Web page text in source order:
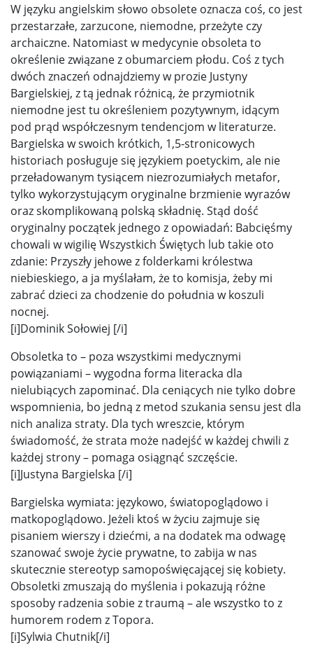
W języku angielskim słowo obsolete oznacza coś, co jest
przestarzałe, zarzucone, niemodne, przeżyte czy
archaiczne. Natomiast w medycynie obsoleta to
określenie związane z obumarciem płodu. Coś z tych
dwóch znaczeń odnajdziemy w prozie Justyny
Bargielskiej, z tą jednak różnicą, że przymiotnik
niemodne jest tu określeniem pozytywnym, idącym
pod prąd współczesnym tendencjom w literaturze.
Bargielska w swoich krótkich, 1,5-stronicowych
historiach posługuje się językiem poetyckim, ale nie
przeładowanym tysiącem niezrozumiałych metafor,
tylko wykorzystującym oryginalne brzmienie wyrazów
oraz skomplikowaną polską składnię. Stąd dość
oryginalny początek jednego z opowiadań: Babcięśmy
chowali w wigilię Wszystkich Świętych lub takie oto
zdanie: Przyszły jehowe z folderkami królestwa
niebieskiego, a ja myślałam, że to komisja, żeby mi
zabrać dzieci za chodzenie do południa w koszuli
nocnej.
[i]Dominik Sołowiej [/i]
Obsoletka to – poza wszystkimi medycznymi
powiązaniami – wygodna forma literacka dla
nielubiących zapominać. Dla ceniących nie tylko dobre
wspomnienia, bo jedną z metod szukania sensu jest dla
nich analiza straty. Dla tych wreszcie, którym
świadomość, że strata może nadejść w każdej chwili z
każdej strony – pomaga osiągnąć szczęście.
[i]Justyna Bargielska [/i]
Bargielska wymiata: językowo, światopoglądowo i
matkopoglądowo. Jeżeli ktoś w życiu zajmuje się
pisaniem wierszy i dziećmi, a na dodatek ma odwagę
szanować swoje życie prywatne, to zabija w nas
skutecznie stereotyp samopoświęcającej się kobiety.
Obsoletki zmuszają do myślenia i pokazują różne
sposoby radzenia sobie z traumą – ale wszystko to z
humorem rodem z Topora.
[i]Sylwia Chutnik[/i]